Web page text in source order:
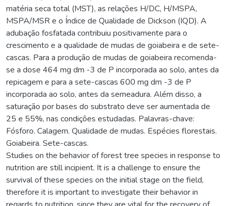
matéria seca total (MST), as relações H/DC, H/MSPA,
MSPA/MSR e o Índice de Qualidade de Dickson (IQD). A
adubação fosfatada contribuiu positivamente para o
crescimento e a qualidade de mudas de goiabeira e de sete-
cascas. Para a produção de mudas de goiabeira recomenda-
se a dose 464 mg dm -3 de P incorporada ao solo, antes da
repicagem e para a sete-cascas 600 mg dm -3 de P
incorporada ao solo, antes da semeadura. Além disso, a
saturação por bases do substrato deve ser aumentada de
25 e 55%, nas condições estudadas. Palavras-chave:
Fósforo. Calagem. Qualidade de mudas. Espécies florestais.
Goiabeira. Sete-cascas.
Studies on the behavior of forest tree species in response to
nutrition are still incipient. It is a challenge to ensure the
survival of these species on the initial stage on the field,
therefore it is important to investigate their behavior in